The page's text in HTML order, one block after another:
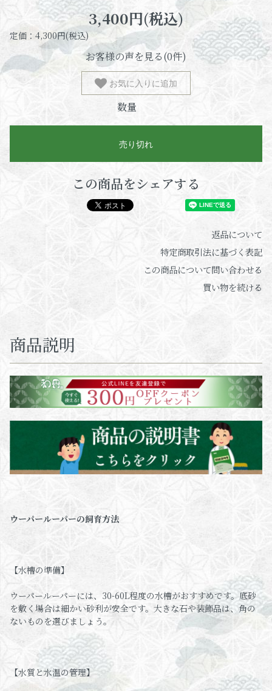
3,400円(税込)
定価：4,300円(税込)
お客様の声を見る(0件)
お気に入りに追加
数量
売り切れ
この商品をシェアする
返品について
特定商取引法に基づく表記
この商品について問い合わせる
買い物を続ける
商品説明
ウーパールーパーの飼育方法
【水槽の準備】
ウーパールーパーには、30-60L程度の水槽がおすすめです。底砂
を敷く場合は細かい砂利が安全です。大きな石や装飾品は、角の
ないものを選びましょう。
【水質と水温の管理】